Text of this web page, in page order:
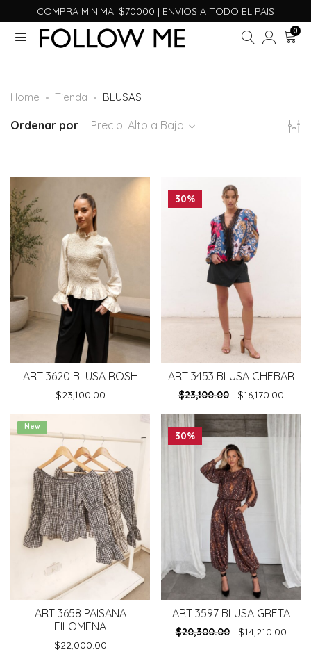
COMPRA MINIMA: $70000 | ENVIOS A TODO EL PAIS
0
Home Tienda BLUSAS
Ordenar por Precio: Alto a Bajo
ART 3620 BLUSA ROSH
$23,100.00
30%
ART 3453 BLUSA CHEBAR
$23,100.00 $16,170.00
New
ART 3658 PAISANA
FILOMENA
$22,000.00
30%
ART 3597 BLUSA GRETA
$20,300.00 $14,210.00